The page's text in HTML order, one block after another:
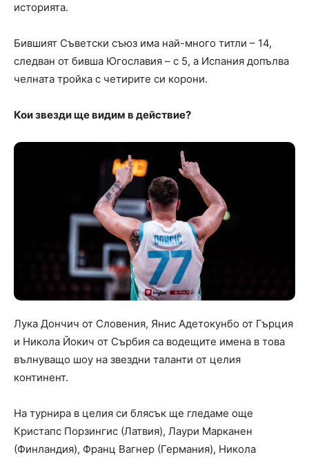
историята.
Бившият Съветски съюз има най-много титли – 14,
следван от бивша Югославия – с 5, а Испания допълва
челната тройка с четирите си корони.
Кои звезди ще видим в действие?
Лука Дончич от Словения, Янис Адетокунбо от Гърция
и Никола Йокич от Сърбия са водещите имена в това
вълнуващо шоу на звездни таланти от целия
континент.
На турнира в целия си блясък ще гледаме още
Кристапс Порзингис (Латвия), Лаури Марканен
(Финландия), Франц Вагнер (Германия), Никола